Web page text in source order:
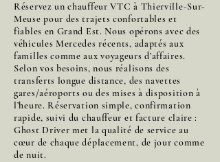
Réservez un chauffeur VTC à Thierville-Sur-
Meuse pour des trajets confortables et
fiables en Grand Est. Nous opérons avec des
véhicules Mercedes récents, adaptés aux
familles comme aux voyageurs d’affaires.
Selon vos besoins, nous réalisons des
transferts longue distance, des navettes
gares/aéroports ou des mises à disposition à
l’heure. Réservation simple, confirmation
rapide, suivi du chauffeur et facture claire :
Ghost Driver met la qualité de service au
cœur de chaque déplacement, de jour comme
de nuit.